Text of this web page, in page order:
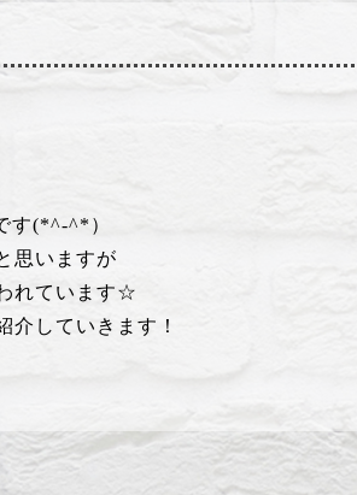
す(*^-^*）
思いますが
れています☆
介していきます！